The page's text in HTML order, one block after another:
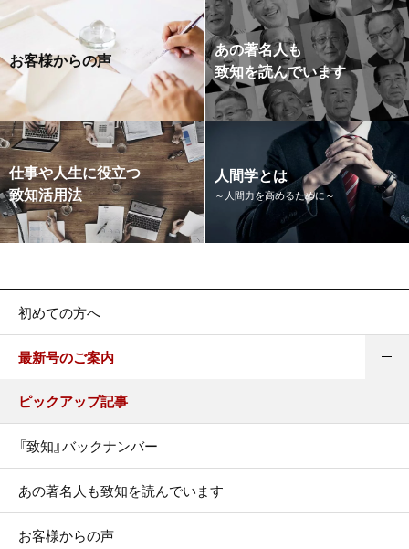
お客様からの声
あの著名人も
致知を読んでいます
仕事や人生に役立つ
致知活用法
人間学とは
～人間力を高めるために～
初めての方へ
最新号のご案内
ピックアップ記事
『致知』バックナンバー
あの著名人も致知を読んでいます
お客様からの声